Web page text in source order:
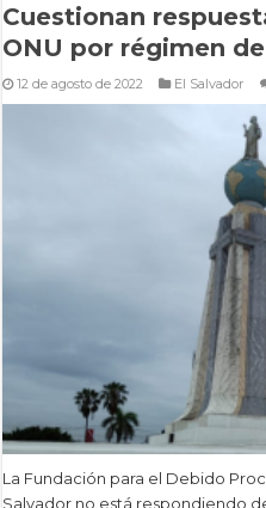
Cuestionan
ONU por régimen
12 de agosto de 2022 El Salvador
La Fundación para el Debido
Salvador no está respondiendo